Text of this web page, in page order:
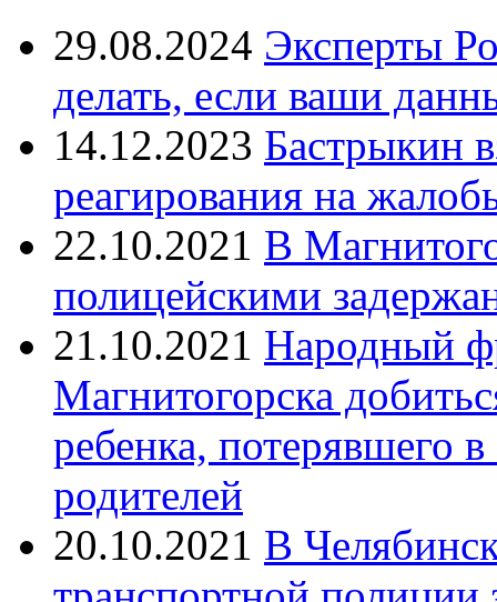
29.08.2024 Эксперты
делать, если ваши
14.12.2023 Бастрыкин
реагирования на
22.10.2021 В
полицейскими
21.10.2021 Народный
Магнитогорска
ребенка, потерявшего
родителей
20.10.2021 В